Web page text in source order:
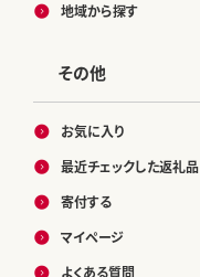
地域から探す
その他
お気に入り
最近チェックした返礼品
寄付する
マイページ
よくある質問